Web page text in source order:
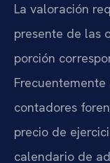
La valoración
presente de las
porción
contadores
precio de
calendario de